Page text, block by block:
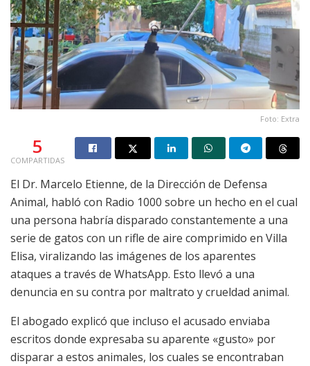
Foto: Extra
5
COMPARTIDAS
El Dr. Marcelo Etienne, de la Dirección de Defensa
Animal, habló con Radio 1000 sobre un hecho en el cual
una persona habría disparado constantemente a una
serie de gatos con un rifle de aire comprimido en Villa
Elisa, viralizando las imágenes de los aparentes
ataques a través de WhatsApp. Esto llevó a una
denuncia en su contra por maltrato y crueldad animal.
El abogado explicó que incluso el acusado enviaba
escritos donde expresaba su aparente «gusto» por
disparar a estos animales, los cuales se encontraban